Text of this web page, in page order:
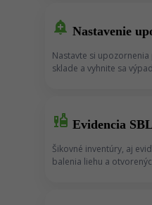
add_alert Nastavenie
Nastavte si
sklade a vyhnite sa
liquor Evidencia
Šikovné inventúry, aj
balenia liehu a